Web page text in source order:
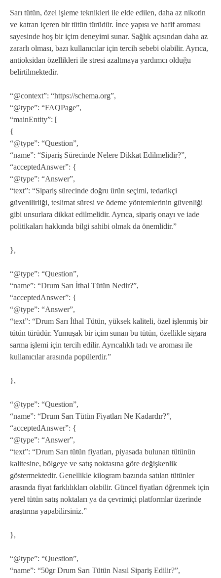
Sarı tütün, özel işleme teknikleri ile elde edilen, daha az nikotin
ve katran içeren bir tütün türüdür. İnce yapısı ve hafif aroması
sayesinde hoş bir içim deneyimi sunar. Sağlık açısından daha az
zararlı olması, bazı kullanıcılar için tercih sebebi olabilir. Ayrıca,
antioksidan özellikleri ile stresi azaltmaya yardımcı olduğu
belirtilmektedir.
“@context”: “https://schema.org”,
“@type”: “FAQPage”,
“mainEntity”: [
{
“@type”: “Question”,
“name”: “Sipariş Sürecinde Nelere Dikkat Edilmelidir?”,
“acceptedAnswer”: {
“@type”: “Answer”,
“text”: “Sipariş sürecinde doğru ürün seçimi, tedarikçi
güvenilirliği, teslimat süresi ve ödeme yöntemlerinin güvenliği
gibi unsurlara dikkat edilmelidir. Ayrıca, sipariş onayı ve iade
politikaları hakkında bilgi sahibi olmak da önemlidir.”
},
“@type”: “Question”,
“name”: “Drum Sarı İthal Tütün Nedir?”,
“acceptedAnswer”: {
“@type”: “Answer”,
“text”: “Drum Sarı İthal Tütün, yüksek kaliteli, özel işlenmiş bir
tütün türüdür. Yumuşak bir içim sunan bu tütün, özellikle sigara
sarma işlemi için tercih edilir. Ayrıcalıklı tadı ve aroması ile
kullanıcılar arasında popülerdir.”
},
“@type”: “Question”,
“name”: “Drum Sarı Tütün Fiyatları Ne Kadardır?”,
“acceptedAnswer”: {
“@type”: “Answer”,
“text”: “Drum Sarı tütün fiyatları, piyasada bulunan tütünün
kalitesine, bölgeye ve satış noktasına göre değişkenlik
göstermektedir. Genellikle kilogram bazında satılan tütünler
arasında fiyat farklılıkları olabilir. Güncel fiyatları öğrenmek için
yerel tütün satış noktaları ya da çevrimiçi platformlar üzerinde
araştırma yapabilirsiniz.”
},
“@type”: “Question”,
“name”: “50gr Drum Sarı Tütün Nasıl Sipariş Edilir?”,